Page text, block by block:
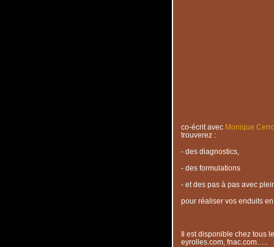
co-écrit avec Monique
trouverez :
- des diagnostics,
- des formulations
- et des pas à pas avec
pour réaliser vos enduits
Il est disponible chez tous
eyrolles.com, fnac.com…..